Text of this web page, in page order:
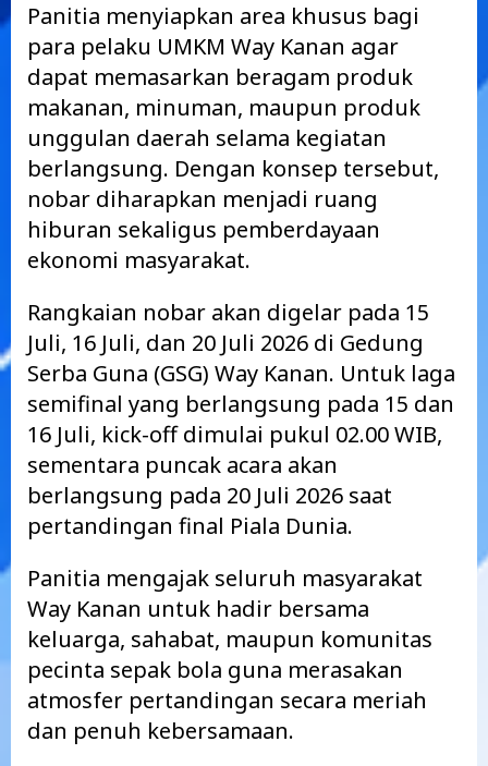
Panitia menyiapkan area khusus bagi
para pelaku UMKM Way Kanan agar
dapat memasarkan beragam produk
makanan, minuman, maupun produk
unggulan daerah selama kegiatan
berlangsung. Dengan konsep tersebut,
nobar diharapkan menjadi ruang
hiburan sekaligus pemberdayaan
ekonomi masyarakat.
Rangkaian nobar akan digelar pada 15
Juli, 16 Juli, dan 20 Juli 2026 di Gedung
Serba Guna (GSG) Way Kanan. Untuk laga
semifinal yang berlangsung pada 15 dan
16 Juli, kick-off dimulai pukul 02.00 WIB,
sementara puncak acara akan
berlangsung pada 20 Juli 2026 saat
pertandingan final Piala Dunia.
Panitia mengajak seluruh masyarakat
Way Kanan untuk hadir bersama
keluarga, sahabat, maupun komunitas
pecinta sepak bola guna merasakan
atmosfer pertandingan secara meriah
dan penuh kebersamaan.